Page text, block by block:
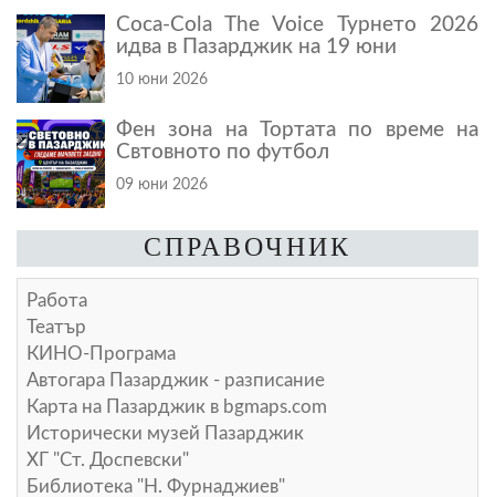
Coca-Cola The Voice Турнето 2026
идва в Пазарджик на 19 юни
10 юни 2026
Фен зона на Тортата по време на
Свтовното по футбол
09 юни 2026
СПРАВОЧНИК
Работа
Театър
КИНО-Програма
Автогара Пазарджик - разписание
Карта на Пазарджик в bgmaps.com
Исторически музей Пазарджик
ХГ "Ст. Доспевски"
Библиотека "Н. Фурнаджиев"